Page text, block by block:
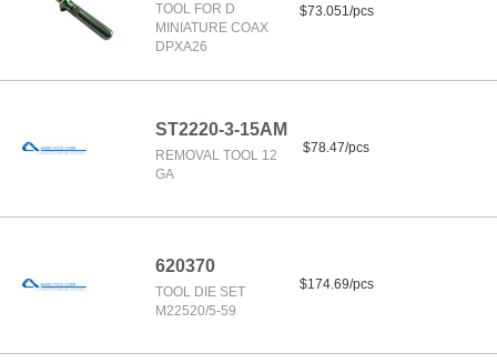
TOOL FOR D
MINIATURE COAX
DPXA26
$73.051/pcs
ST2220-3-15AM
REMOVAL TOOL 12
GA
$78.47/pcs
620370
TOOL DIE SET
M22520/5-59
$174.69/pcs